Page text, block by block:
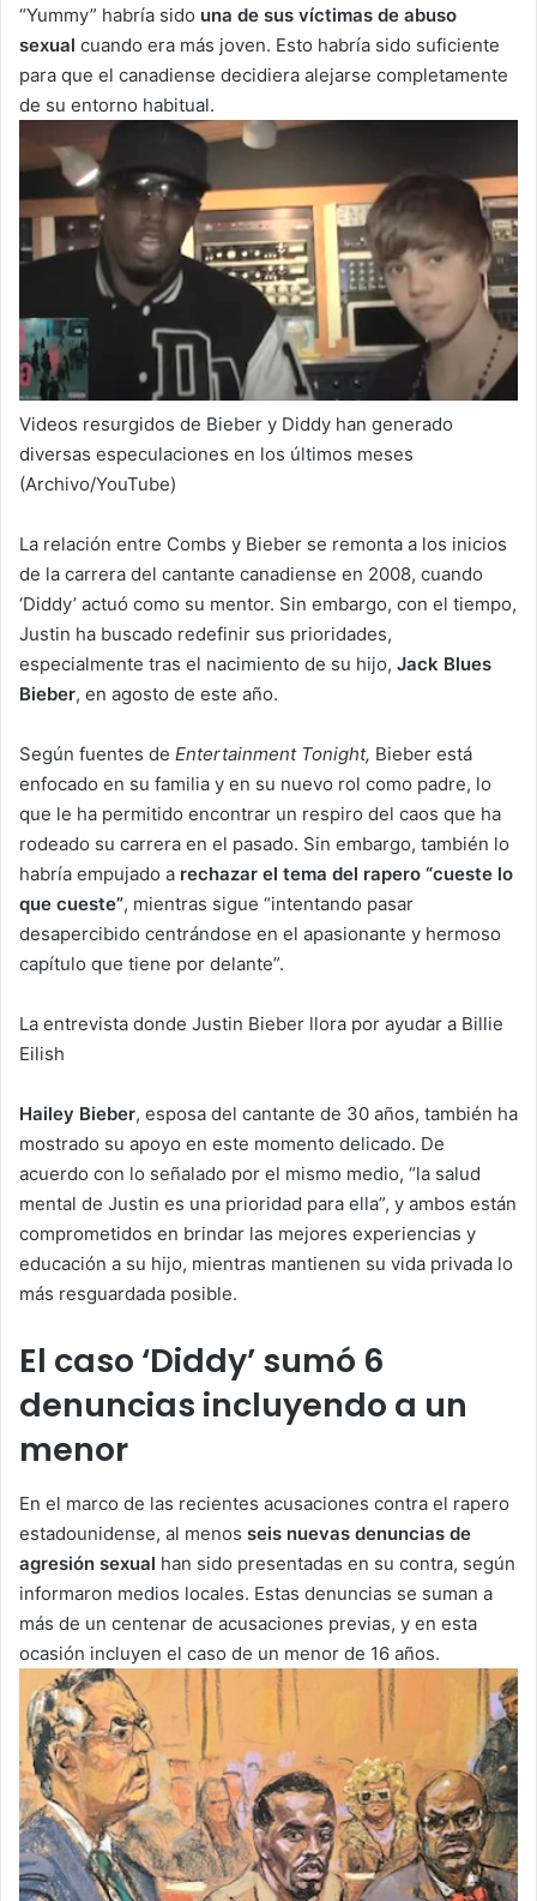
“Yummy” habría sido una de sus víctimas de abuso
sexual cuando era más joven. Esto habría sido suficiente
para que el canadiense decidiera alejarse completamente
de su entorno habitual.
Videos resurgidos de Bieber y Diddy han generado
diversas especulaciones en los últimos meses
(Archivo/YouTube)
La relación entre Combs y Bieber se remonta a los inicios
de la carrera del cantante canadiense en 2008, cuando
‘Diddy’ actuó como su mentor. Sin embargo, con el tiempo,
Justin ha buscado redefinir sus prioridades,
especialmente tras el nacimiento de su hijo, Jack Blues
Bieber, en agosto de este año.
Según fuentes de Entertainment Tonight, Bieber está
enfocado en su familia y en su nuevo rol como padre, lo
que le ha permitido encontrar un respiro del caos que ha
rodeado su carrera en el pasado. Sin embargo, también lo
habría empujado a rechazar el tema del rapero “cueste lo
que cueste”, mientras sigue “intentando pasar
desapercibido centrándose en el apasionante y hermoso
capítulo que tiene por delante”.
La entrevista donde Justin Bieber llora por ayudar a Billie
Eilish
Hailey Bieber, esposa del cantante de 30 años, también ha
mostrado su apoyo en este momento delicado. De
acuerdo con lo señalado por el mismo medio, “la salud
mental de Justin es una prioridad para ella”, y ambos están
comprometidos en brindar las mejores experiencias y
educación a su hijo, mientras mantienen su vida privada lo
más resguardada posible.
El caso ‘Diddy’ sumó 6
denuncias incluyendo a un
menor
En el marco de las recientes acusaciones contra el rapero
estadounidense, al menos seis nuevas denuncias de
agresión sexual han sido presentadas en su contra, según
informaron medios locales. Estas denuncias se suman a
más de un centenar de acusaciones previas, y en esta
ocasión incluyen el caso de un menor de 16 años.